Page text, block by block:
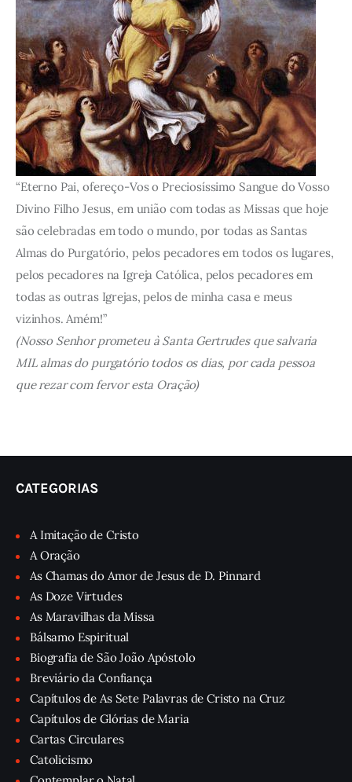
“Eterno Pai, ofereço-Vos o Preciosíssimo Sangue do Vosso
Divino Filho Jesus, em união com todas as Missas que hoje
são celebradas em todo o mundo, por todas as Santas
Almas do Purgatório, pelos pecadores em todos os lugares,
pelos pecadores na Igreja Católica, pelos pecadores em
todas as outras Igrejas, pelos de minha casa e meus
vizinhos. Amém!”
(Nosso Senhor prometeu à Santa Gertrudes que salvaria
MIL almas do purgatório todos os dias, por cada pessoa
que rezar com fervor esta Oração)
CATEGORIAS
A Imitação de Cristo
A Oração
As Chamas do Amor de Jesus de D. Pinnard
As Doze Virtudes
As Maravilhas da Missa
Bálsamo Espiritual
Biografia de São João Apóstolo
Breviário da Confiança
Capítulos de As Sete Palavras de Cristo na Cruz
Capítulos de Glórias de Maria
Cartas Circulares
Catolicismo